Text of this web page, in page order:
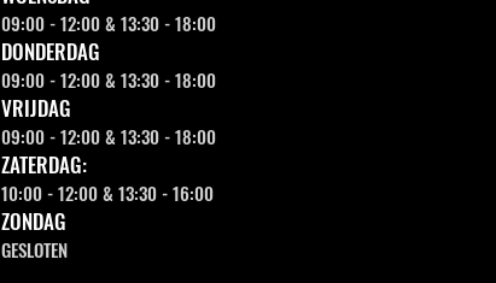
09:00 - 12:00 & 13:30 - 18:00
DONDERDAG
09:00 - 12:00 & 13:30 - 18:00
VRIJDAG
09:00 - 12:00 & 13:30 - 18:00
ZATERDAG:
10:00 - 12:00 & 13:30 - 16:00
ZONDAG
GESLOTEN